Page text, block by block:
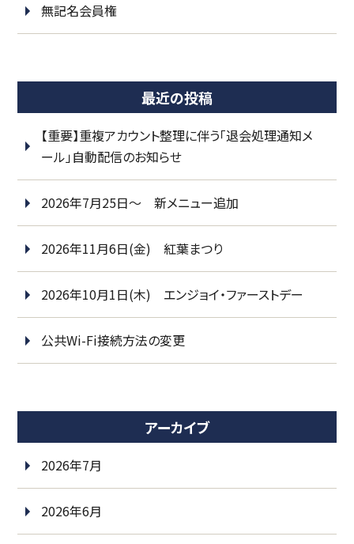
無記名会員権
最近の投稿
【重要】重複アカウント整理に伴う「退会処理通知メ
ール」自動配信のお知らせ
2026年7月25日～ 新メニュー追加
2026年11月6日(金) 紅葉まつり
2026年10月1日(木) エンジョイ・ファーストデー
公共Wi-Fi接続方法の変更
アーカイブ
2026年7月
2026年6月